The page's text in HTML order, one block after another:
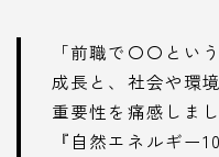
「前職で〇〇とい
成長と、社会や環
重要性を痛感しま
『自然エネルギー